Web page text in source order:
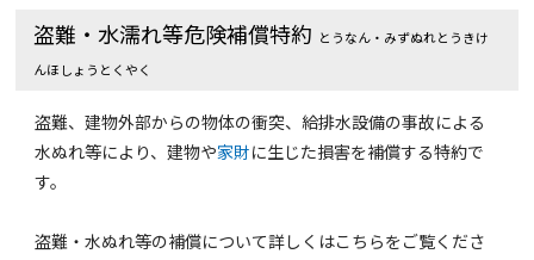
盗難・水濡れ等危険補償特約 とうなん・みずぬれとうきけ
んほしょうとくやく
盗難、建物外部からの物体の衝突、給排水設備の事故による
水ぬれ等により、建物や家財に生じた損害を補償する特約で
す。
盗難・水ぬれ等の補償について詳しくはこちらをご覧くださ